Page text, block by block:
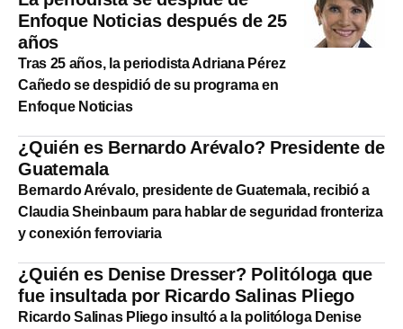
Enfoque Noticias después de 25
años
Tras 25 años, la periodista Adriana Pérez
Cañedo se despidió de su programa en
Enfoque Noticias
¿Quién es Bernardo Arévalo? Presidente de
Guatemala
Bernardo Arévalo, presidente de Guatemala, recibió a
Claudia Sheinbaum para hablar de seguridad fronteriza
y conexión ferroviaria
¿Quién es Denise Dresser? Politóloga que
fue insultada por Ricardo Salinas Pliego
Ricardo Salinas Pliego insultó a la politóloga Denise